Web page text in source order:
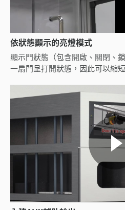
依狀態顯示的亮燈模式
顯示門狀態（包含開啟、關閉、
一扇門呈打開狀態，因此可以縮